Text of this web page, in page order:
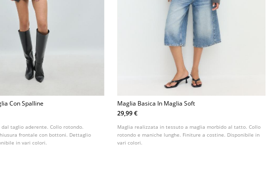
Con Spalline
dal taglio aderente. Collo rotondo.
frontale con bottoni. Dettaglio
in vari colori.
Maglia Basica In Maglia Soft
29,99 €
Maglia realizzata in tessuto a maglia morbido al tatto. Collo
rotondo e maniche lunghe. Finiture a costine. Disponibile in
vari colori.